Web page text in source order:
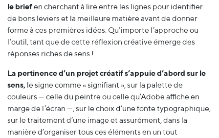
le briefen cherchant à lire entre les lignes pour identifier
de bons leviers et la meilleure matière avant de donner
forme à ces premières idées. Qu’importe l’approche ou
l’outil, tant que de cette réflexion créative émerge des
réponses riches de sens !
La pertinence d’un projet créatif s’appuie d’abord sur le
sens, le signe comme « signifiant », sur la palette de
couleurs — celle du peintre ou celle qu’Adobe affiche en
marge de l’écran —, sur le choix d’une fonte typographique,
sur le traitement d’une image et assurément, dans la
manière d’organiser tous ces éléments en un tout